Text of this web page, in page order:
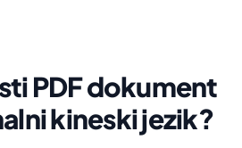
PDF dokument
kineski jezik?